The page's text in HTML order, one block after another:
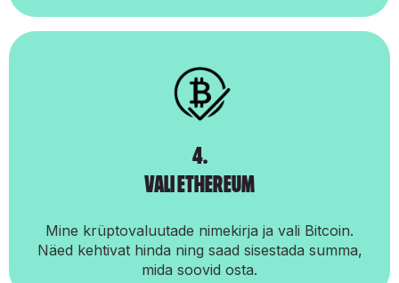
4.
vali ethereum
Mine krüptovaluutade nimekirja ja vali Bitcoin.
Näed kehtivat hinda ning saad sisestada summa,
mida soovid osta.